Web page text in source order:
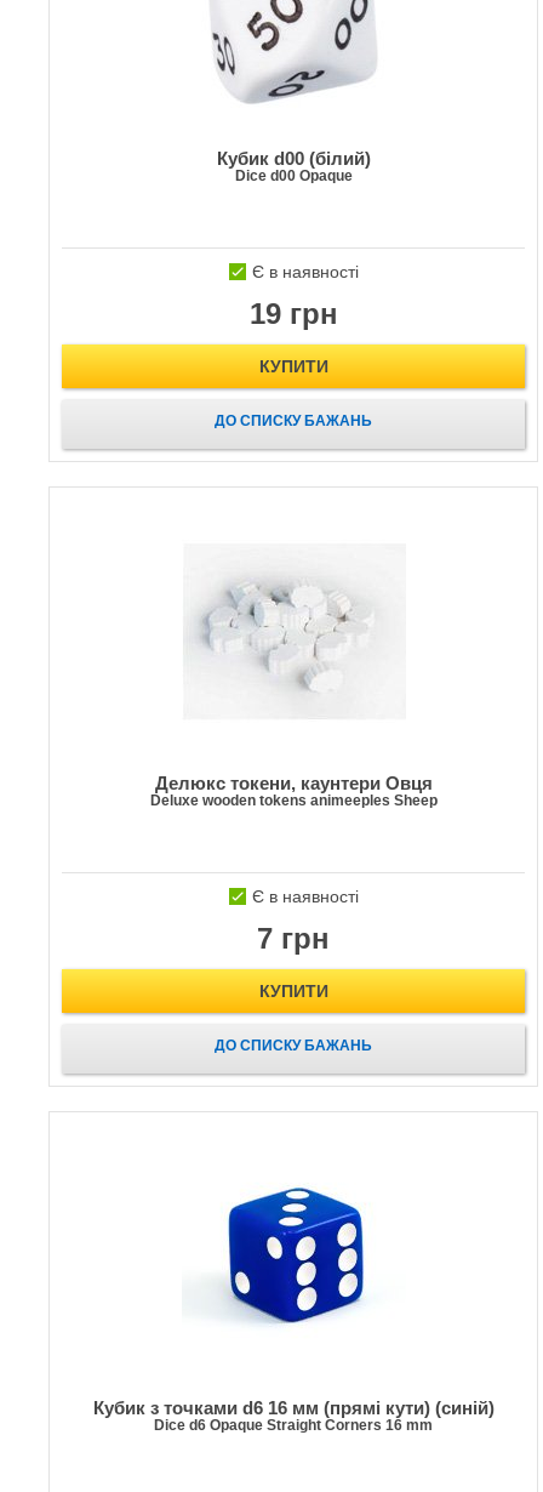
Кубик d00 (білий)
Dice d00 Opaque
Є в наявності
19 грн
КУПИТИ
ДО СПИСКУ БАЖАНЬ
Делюкс токени, каунтери Овця
Deluxe wooden tokens animeeples Sheep
Є в наявності
7 грн
КУПИТИ
ДО СПИСКУ БАЖАНЬ
Кубик з точками d6 16 мм (прямі кути) (синій)
Dice d6 Opaque Straight Corners 16 mm